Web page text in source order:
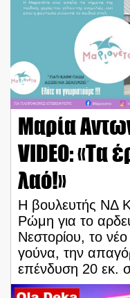
Μαρία
VIDEO: «Τα
λαό!»
Η βουλευτής ΝΔ
Ρώμη για το
Νεστορίου, το
γούνα, την
επένδυση 20 εκ.